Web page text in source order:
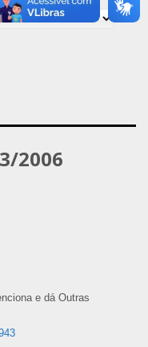
2006
e dá Outras